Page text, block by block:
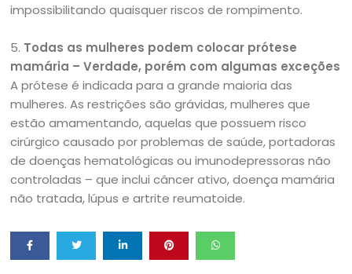
impossibilitando quaisquer riscos de rompimento.
5. Todas as mulheres podem colocar prótese
mamária – Verdade, porém com algumas exceções
A prótese é indicada para a grande maioria das
mulheres. As restrições são grávidas, mulheres que
estão amamentando, aquelas que possuem risco
cirúrgico causado por problemas de saúde, portadoras
de doenças hematológicas ou imunodepressoras não
controladas – que inclui câncer ativo, doença mamária
não tratada, lúpus e artrite reumatoide.